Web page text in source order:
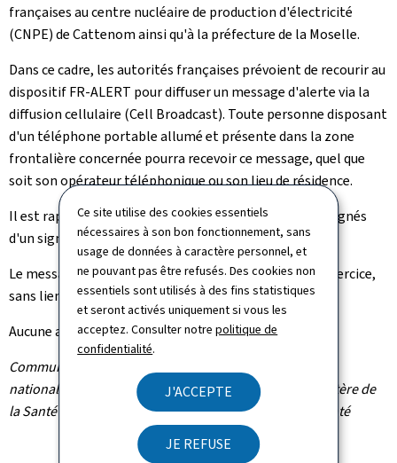
Ce site utilise des cookies essentiels
nécessaires à son bon fonctionnement, sans
usage de données à caractère personnel, et
ne pouvant pas être refusés. Des cookies non
essentiels sont utilisés à des fins statistiques
et seront activés uniquement si vous les
acceptez. Consulter notrepolitique de
confidentialité.
J'ACCEPTE
JE REFUSE
françaises au centre nucléaire de production d'électricité
(CNPE) de Cattenom ainsi qu'à la préfecture de la Moselle.
Dans ce cadre, les autorités françaises prévoient de recourir au
dispositif FR-ALERT pour diffuser un message d'alerte via la
diffusion cellulaire (Cell Broadcast). Toute personne disposant
d'un téléphone portable allumé et présente dans la zone
frontalière concernée pourra recevoir ce message, quel que
soit son opérateur téléphonique ou son lieu de résidence.
Il est rappelé que ces messages d'alerte sont accompagnés
d'un signal sonore intrusif et spécifique.
Le message précisera explicitement qu'il s'agit d'un exercice,
sans lien avec une situation d'urgence réelle.
Aucune action n'est requise de la part de la population.
Communiqué par l'Haut-Commissariat à la protection
nationale, le ministère des Affaires intérieures, le ministère de
la Santé et de la Sécurité sociale et la Direction de la santé